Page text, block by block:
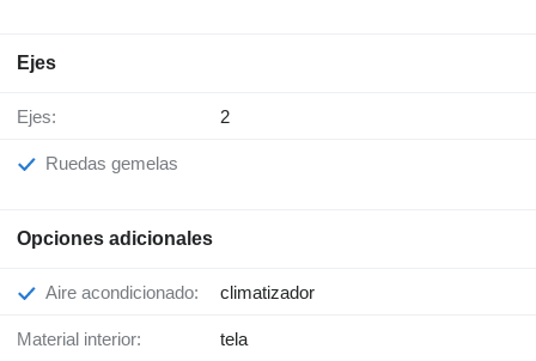
Ejes
Ejes: 2
Ruedas gemelas
Opciones adicionales
Aire acondicionado: climatizador
Material interior: tela